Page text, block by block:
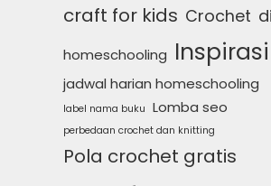
craft for kids Crochet
homeschooling Inspirasi
jadwal harian homeschooling
label nama buku Lomba seo
perbedaan crochet dan knitting
Pola crochet gratis